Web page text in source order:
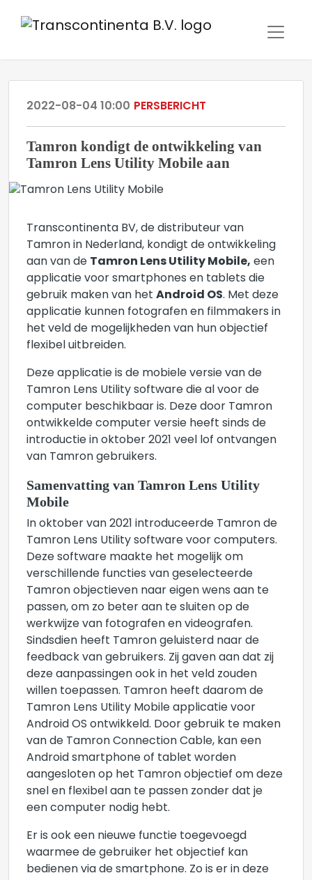
2022-08-04 10:00 PERSBERICHT
Tamron kondigt de ontwikkeling van
Tamron Lens Utility Mobile aan
Transcontinenta BV, de distributeur van
Tamron in Nederland, kondigt de ontwikkeling
aan van de Tamron Lens Utility Mobile, een
applicatie voor smartphones en tablets die
gebruik maken van het Android OS. Met deze
applicatie kunnen fotografen en filmmakers in
het veld de mogelijkheden van hun objectief
flexibel uitbreiden.
Deze applicatie is de mobiele versie van de
Tamron Lens Utility software die al voor de
computer beschikbaar is. Deze door Tamron
ontwikkelde computer versie heeft sinds de
introductie in oktober 2021 veel lof ontvangen
van Tamron gebruikers.
Samenvatting van Tamron Lens Utility
Mobile
In oktober van 2021 introduceerde Tamron de
Tamron Lens Utility software voor computers.
Deze software maakte het mogelijk om
verschillende functies van geselecteerde
Tamron objectieven naar eigen wens aan te
passen, om zo beter aan te sluiten op de
werkwijze van fotografen en videografen.
Sindsdien heeft Tamron geluisterd naar de
feedback van gebruikers. Zij gaven aan dat zij
deze aanpassingen ook in het veld zouden
willen toepassen. Tamron heeft daarom de
Tamron Lens Utility Mobile applicatie voor
Android OS ontwikkeld. Door gebruik te maken
van de Tamron Connection Cable, kan een
Android smartphone of tablet worden
aangesloten op het Tamron objectief om deze
snel en flexibel aan te passen zonder dat je
een computer nodig hebt.
Er is ook een nieuwe functie toegevoegd
waarmee de gebruiker het objectief kan
bedienen via de smartphone. Zo is er in deze